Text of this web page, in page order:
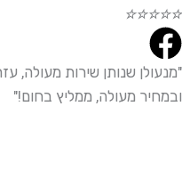
☆
☆
שנותן שירות מעולה, עזר
מעולה, ממליץ בחום!"